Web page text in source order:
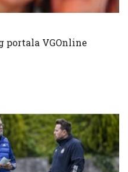
portala VGOnline